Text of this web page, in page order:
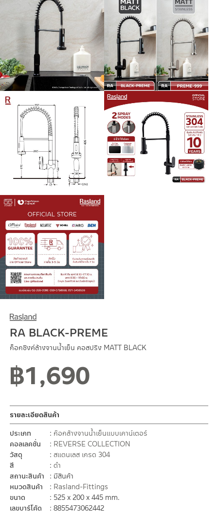
RA BLACK-PREME
ก็อกซิงค์ล้างจานน้ำเย็น คอสปริง MATT BLACK
฿1,690
รายละเอียดสินค้า
ประเภท
ก๊อกล้างจานน้ำเย็นแบบเคาน์เตอร์
คอลเลคชั่น
REVERSE COLLECTION
วัสดุ
สแตนเลส เกรด 304
สี
ดำ
สถานะสินค้า
มีสินค้า
หมวดสินค้า
Rasland-Fittings
ขนาด
525 x 200 x 445 mm.
เลขบาร์โค้ด
8855473062442